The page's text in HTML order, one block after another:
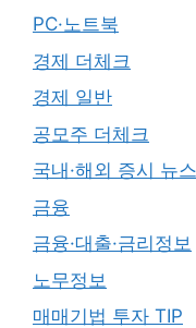
PC·노트북
경제 더체크
경제 일반
공모주 더체크
국내·해외 증시 뉴스
금융
금융·대출·금리정보
노무정보
매매기법 투자 TIP